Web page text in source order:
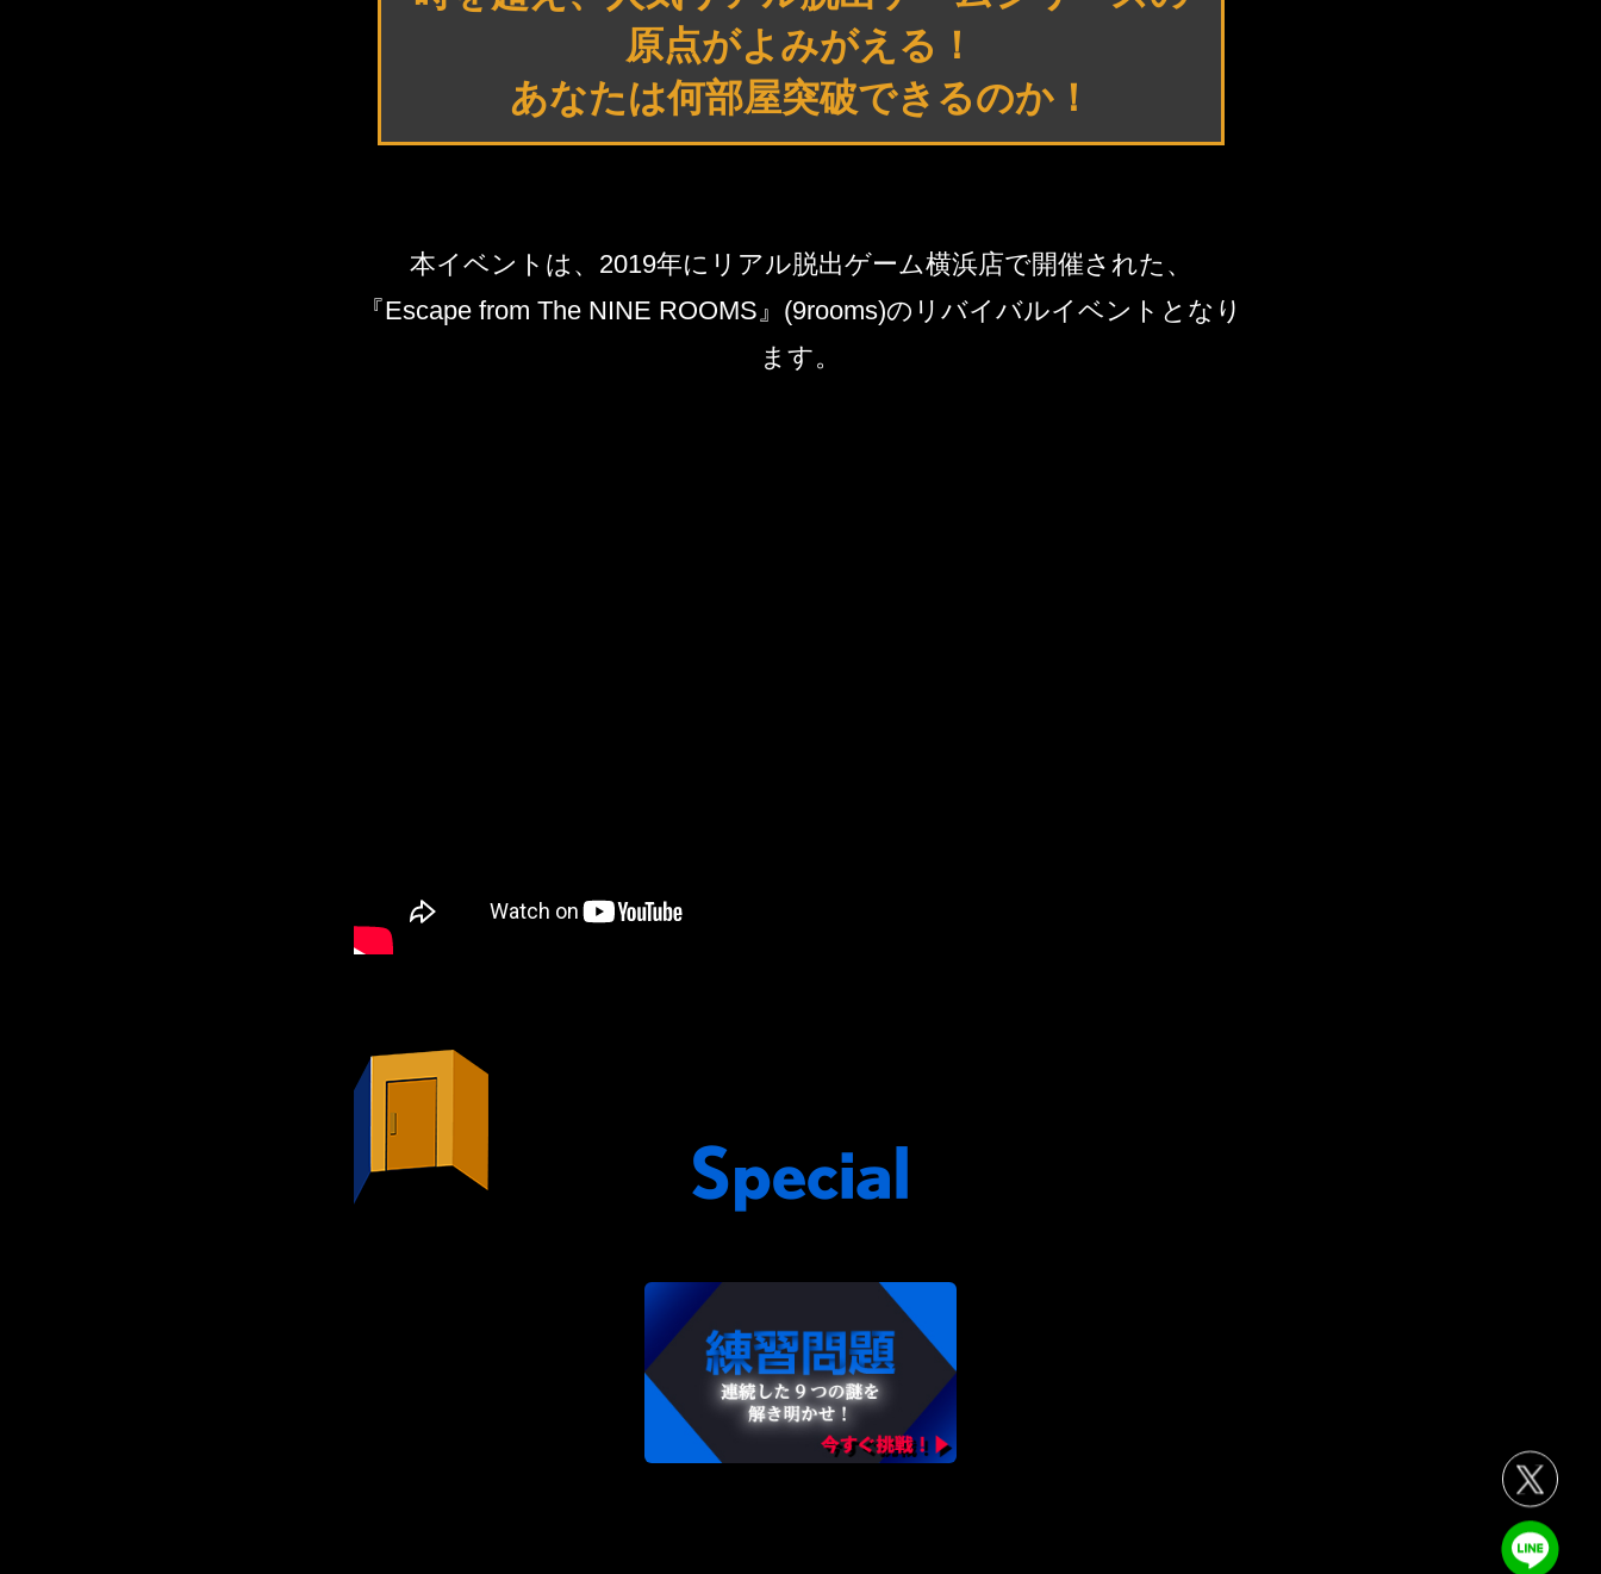
原点がよみがえる！
あなたは何部屋突破できるのか！
本イベントは、2019年にリアル脱出ゲーム横浜店で開催された、
『Escape from The NINE ROOMS』(9rooms)のリバイバルイベントとなり
ます。